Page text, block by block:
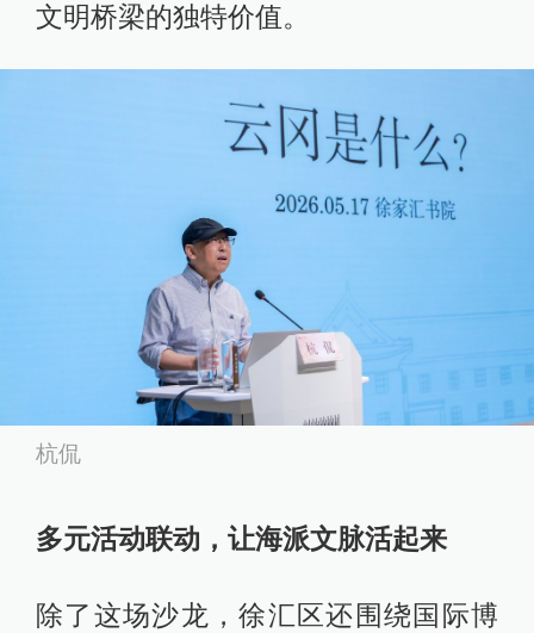
文明桥梁的独特价值。
杭侃
多元活动联动，让海派文脉活起来
除了这场沙龙，徐汇区还围绕国际博